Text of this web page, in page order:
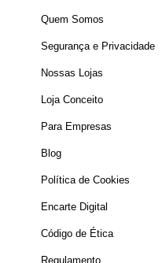
Quem Somos
Segurança e Privacidade
Nossas Lojas
Loja Conceito
Para Empresas
Blog
Política de Cookies
Encarte Digital
Código de Ética
Regulamento